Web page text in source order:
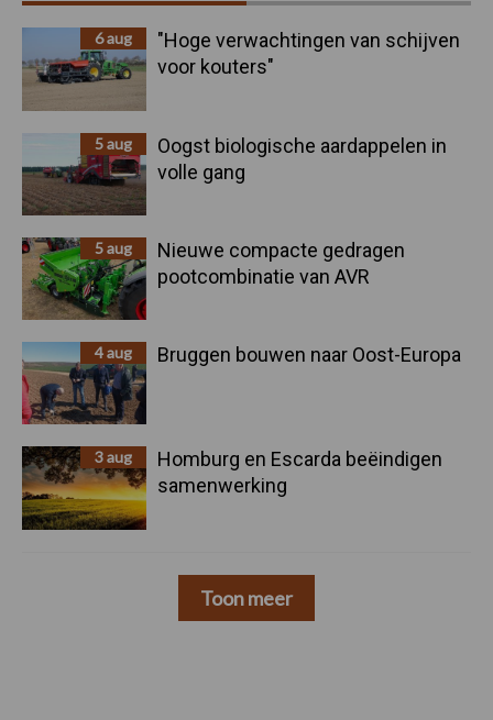
Sidebar
6 aug
"Hoge verwachtingen van schijven
voor kouters"
5 aug
Oogst biologische aardappelen in
volle gang
5 aug
Nieuwe compacte gedragen
pootcombinatie van AVR
4 aug Bruggen bouwen naar Oost-Europa
3 aug
Homburg en Escarda beëindigen
samenwerking
Toon meer